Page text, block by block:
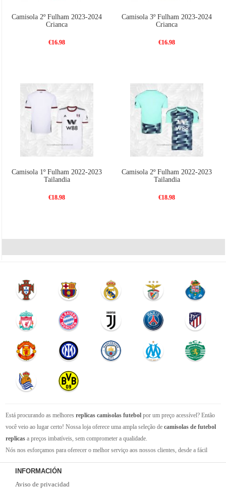
Camisola 2º Fulham 2023-2024
Crianca
€16.98
Camisola 3º Fulham 2023-2024
Crianca
€16.98
Camisola 1º Fulham 2022-2023
Tailandia
€18.98
Camisola 2º Fulham 2022-2023
Tailandia
€18.98
Está procurando as melhores replicas camisolas futebol por um preço acessível? Então
você veio ao lugar certo! Nossa loja oferece uma ampla seleção de camisolas de futebol
replicas a preços imbatíveis, sem comprometer a qualidade.
Nós nos esforçamos para oferecer o melhor serviço aos nossos clientes, desde a fácil
navegação em nosso site até a entrega rápida de seus pedidos. Com nossa equipe de
atendimento ao cliente amigável e experiente, você pode ter certeza de que receberá suporte
em todas as etapas do processo de compra.
INFORMACIÓN
Aviso de privacidad